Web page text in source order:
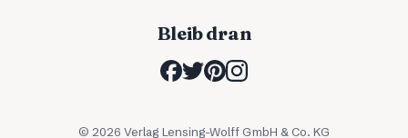
Bleib dran
© 2026 Verlag Lensing-Wolff GmbH & Co. KG